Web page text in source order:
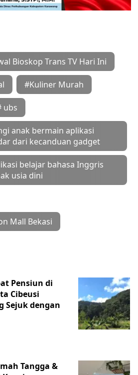
Bioskop Trans TV Hari Ini
#Kuliner Murah
ubs
anak bermain aplikasi
dari kecanduan gadget
belajar bahasa Inggris
usia dini
Mall Bekasi
Pensiun di
Cibeusi
Sejuk dengan
Tangga &